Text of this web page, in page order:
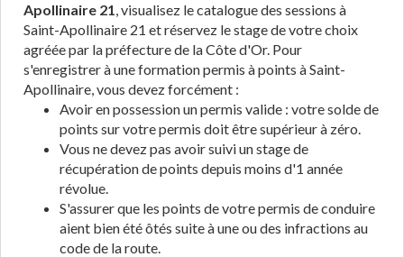
Apollinaire 21, visualisez le catalogue des sessions à
Saint-Apollinaire 21 et réservez le stage de votre choix
agréée par la préfecture de la Côte d'Or. Pour
s'enregistrer à une formation permis à points à Saint-
Apollinaire, vous devez forcément :
Avoir en possession un permis valide : votre solde de
points sur votre permis doit être supérieur à zéro.
Vous ne devez pas avoir suivi un stage de
récupération de points depuis moins d'1 année
révolue.
S'assurer que les points de votre permis de conduire
aient bien été ôtés suite à une ou des infractions au
code de la route.